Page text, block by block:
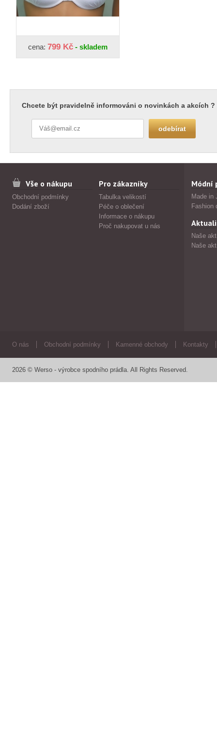
cena: 799 Kč - skladem
Chcete být pravidelně informováni o novinkách a akcích ?
Vše o nákupu
Obchodní podmínky
Dodání zboží
Pro zákazníky
Tabulka velikostí
Péče o oblečení
Informace o nákupu
Proč nakupovat u nás
Módní
Made in
Fashion
Naše
Naše
O nás Obchodní podmínky Kamenné obchody Kontakty
2026 © Werso - výrobce spodního prádla. All Rights Reserved.